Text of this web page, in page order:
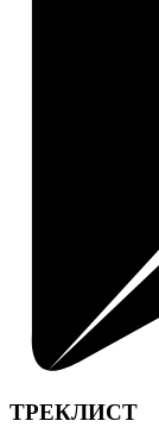
ТРЕКЛИСТ